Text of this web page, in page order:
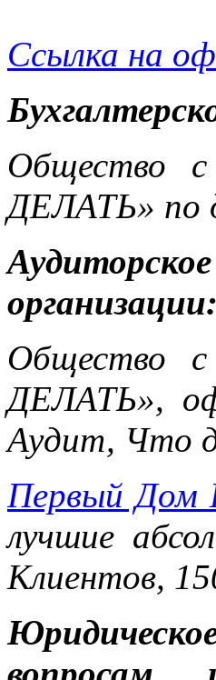
Ссылка на
Общество с
ДЕЛАТЬ» по
организации:
Общество с
ДЕЛАТЬ»,
Аудит, Что
Первый Дом
лучшие
Клиентов,